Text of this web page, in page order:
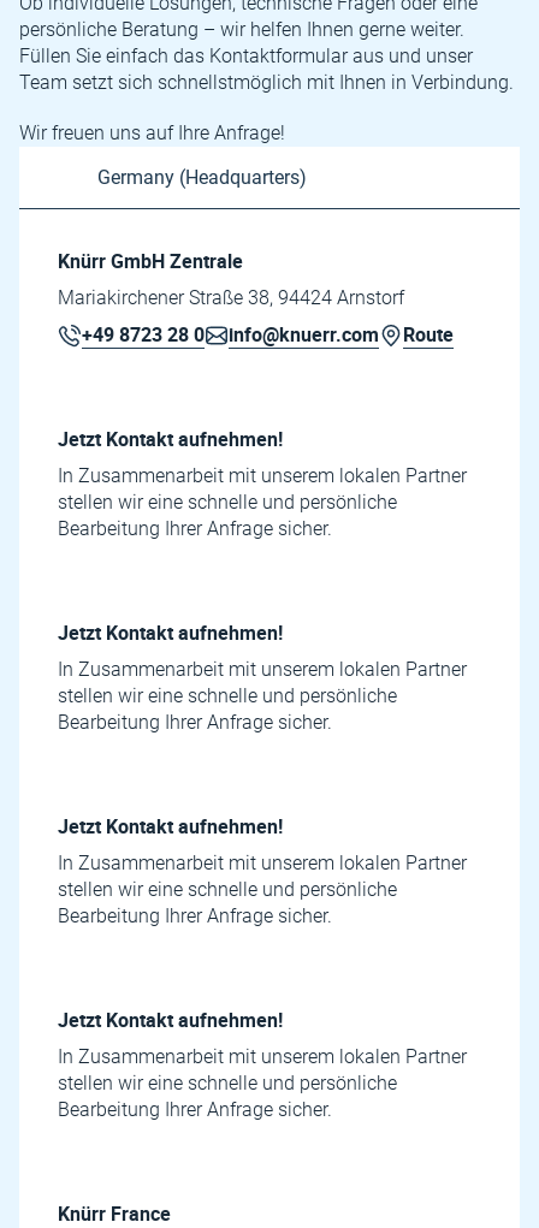
persönliche Beratung – wir helfen Ihnen gerne weiter.
Füllen Sie einfach das Kontaktformular aus und unser
Team setzt sich schnellstmöglich mit Ihnen in Verbindung.
Wir freuen uns auf Ihre Anfrage!
Knürr GmbH Zentrale
Mariakirchener Straße 38, 94424 Arnstorf
+49 8723 28 0 info@knuerr.com Route
Jetzt Kontakt aufnehmen!
In Zusammenarbeit mit unserem lokalen Partner
stellen wir eine schnelle und persönliche
Bearbeitung Ihrer Anfrage sicher.
Jetzt Kontakt aufnehmen!
In Zusammenarbeit mit unserem lokalen Partner
stellen wir eine schnelle und persönliche
Bearbeitung Ihrer Anfrage sicher.
Jetzt Kontakt aufnehmen!
In Zusammenarbeit mit unserem lokalen Partner
stellen wir eine schnelle und persönliche
Bearbeitung Ihrer Anfrage sicher.
Jetzt Kontakt aufnehmen!
In Zusammenarbeit mit unserem lokalen Partner
stellen wir eine schnelle und persönliche
Bearbeitung Ihrer Anfrage sicher.
Knürr France